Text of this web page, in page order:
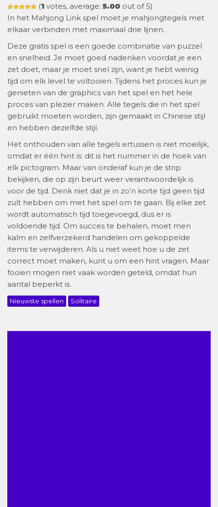
(1 votes, average: 5.00 out of 5)
In het Mahjong Link spel moet je mahjongtegels met
elkaar verbinden met maximaal drie lijnen.
Deze gratis spel is een goede combinatie van puzzel
en snelheid. Je moet goed nadenken voordat je een
zet doet, maar je moet snel zijn, want je hebt weinig
tijd om elk level te voltooien. Tijdens het proces kun je
genieten van de graphics van het spel en het hele
proces van plezier maken. Alle tegels die in het spel
gebruikt moeten worden, zijn gemaakt in Chinese stijl
en hebben dezelfde stijl.
Het onthouden van alle tegels ertussen is niet moeilijk,
omdat er één hint is: dit is het nummer in de hoek van
elk pictogram. Maar van onderaf kun je de strip
bekijken, die op zijn beurt weer verantwoordelijk is
voor de tijd. Denk niet dat je in zo’n korte tijd geen tijd
zult hebben om met het spel om te gaan. Bij elke zet
wordt automatisch tijd toegevoegd, dus er is
voldoende tijd. Om succes te behalen, moet men
kalm en zelfverzekerd handelen om gekoppelde
items te verwijderen. Als u niet weet hoe u de zet
correct moet maken, kunt u om een ​​hint vragen. Maar
fooien mogen niet vaak worden geteld, omdat hun
aantal beperkt is.
Nieuwste spellen Solitaire